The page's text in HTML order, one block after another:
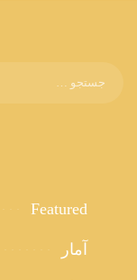
Featured
آمار